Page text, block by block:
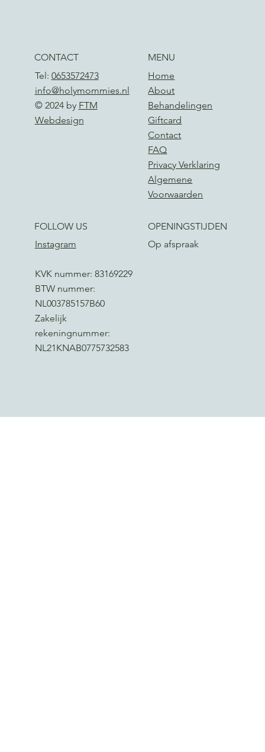
CONTACT
Tel: 0653572473
info@holymommies.nl
© 2024 by FTM
Webdesign
MENU
Home
About
Behandelingen
Giftcard
Contact
FAQ
Privacy Verklaring
Algemene
Voorwaarden
FOLLOW US
Instagram
KVK nummer: 83169229
BTW nummer:
NL003785157B60
Zakelijk
rekeningnummer:
NL21KNAB0775732583
OPENINGSTIJDEN
Op afspraak